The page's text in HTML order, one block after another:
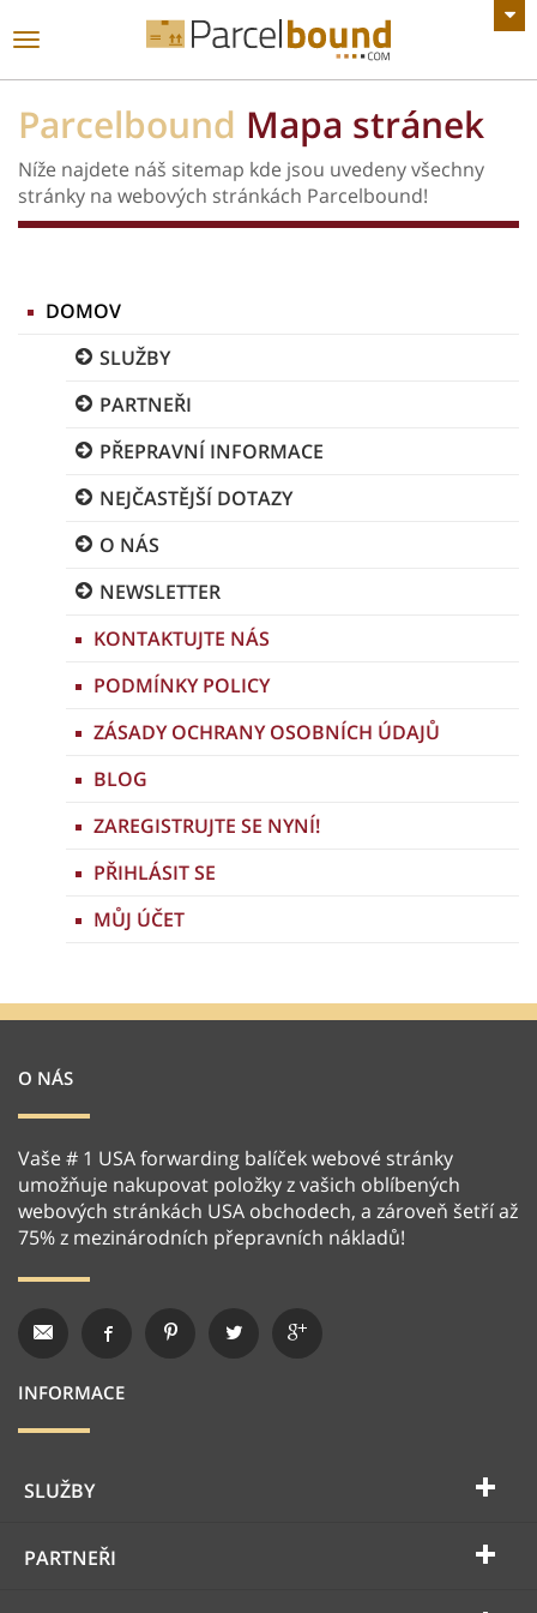
Zobrazit všechny Oznámení
toggle
Parcelbound Mapa stránek
Níže najdete náš sitemap kde jsou uvedeny všechny
stránky na webových stránkách Parcelbound!
DOMOV
SLUŽBY
PARTNEŘI
PŘEPRAVNÍ INFORMACE
NEJČASTĚJŠÍ DOTAZY
O NÁS
NEWSLETTER
KONTAKTUJTE NÁS
PODMÍNKY POLICY
ZÁSADY OCHRANY OSOBNÍCH ÚDAJŮ
BLOG
ZAREGISTRUJTE SE NYNÍ!
PŘIHLÁSIT SE
MŮJ ÚČET
O NÁS
Vaše # 1 USA forwarding balíček webové stránky
umožňuje nakupovat položky z vašich oblíbených
webových stránkách USA obchodech, a zároveň šetří až
75% z mezinárodních přepravních nákladů!
INFORMACE
SLUŽBY
PARTNEŘI